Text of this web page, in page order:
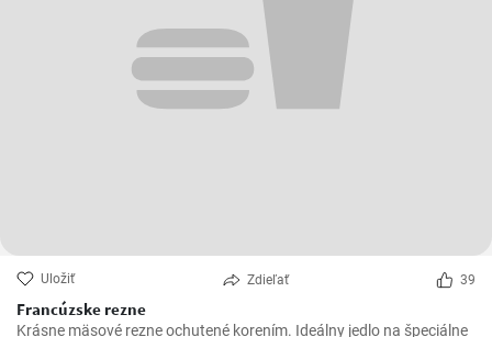
Uložiť Zdieľať 39
Francúzske rezne
Krásne mäsové rezne ochutené korením. Ideálny jedlo na špeciálne